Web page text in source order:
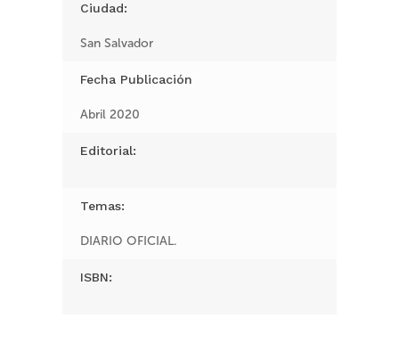
Ciudad:
San Salvador
Fecha Publicación
Abril 2020
Editorial:
Temas:
DIARIO OFICIAL.
ISBN: